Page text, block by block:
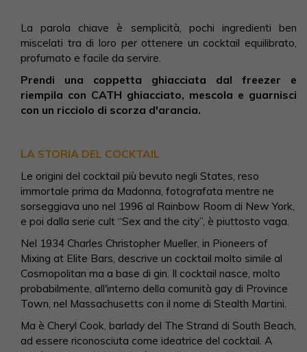
La parola chiave è semplicità, pochi ingredienti ben
miscelati tra di loro per ottenere un cocktail equilibrato,
profumato e facile da servire.
Prendi una coppetta ghiacciata dal freezer e
riempila con CATH ghiacciato, mescola e guarnisci
con un ricciolo di scorza d'arancia.
LA STORIA DEL COCKTAIL
Le origini del cocktail più bevuto negli States, reso
immortale prima da Madonna, fotografata mentre ne
sorseggiava uno nel 1996 al Rainbow Room di New York,
e poi dalla serie cult “Sex and the city”, è piuttosto vaga.
Nel 1934 Charles Christopher Mueller, in Pioneers of
Mixing at Elite Bars, descrive un cocktail molto simile al
Cosmopolitan ma a base di gin. Il cocktail nasce, molto
probabilmente, all'interno della comunità gay di Province
Town, nel Massachusetts con il nome di Stealth Martini.
Ma è Cheryl Cook, barlady del The Strand di South Beach,
ad essere riconosciuta come ideatrice del cocktail. A